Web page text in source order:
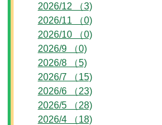
2026/12 （3)
2026/11 （0)
2026/10 （0)
2026/9 （0)
2026/8 （5)
2026/7 （15)
2026/6 （23)
2026/5 （28)
2026/4 （18)